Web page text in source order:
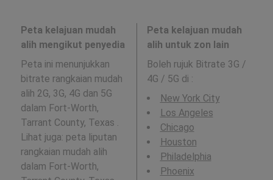
Peta kelajuan mudah
alih mengikut penyedia
Peta ini menunjukkan
bitrate rangkaian mudah
alih 2G, 3G, 4G dan 5G
dalam Fort-Worth,
Tarrant County, Texas .
Lihat juga: peta liputan
rangkaian mudah alih
dalam Fort-Worth,
Peta kelajuan mudah
alih untuk zon lain
Boleh rujuk Bitrate 3G /
4G / 5G di :
New York City
Los Angeles
Chicago
Houston
Philadelphia
Phoenix